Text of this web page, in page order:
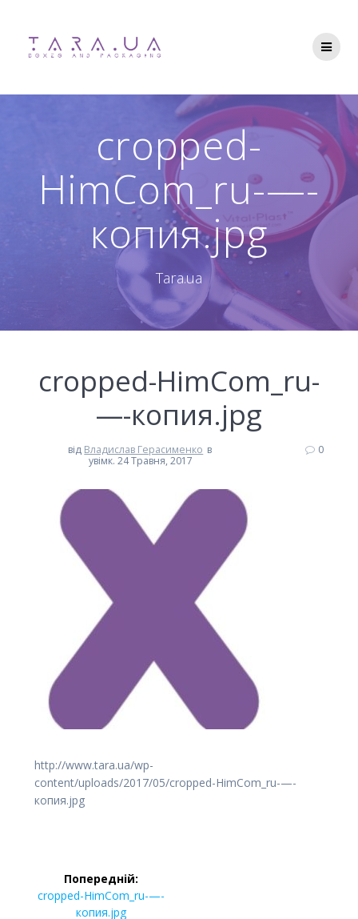
cropped-
HimCom_ru-—-
копия.jpg
Tara.ua
cropped-HimCom_ru-
—-копия.jpg
від Владислав Герасименко в
увімк. 24 Травня, 2017
0
http://www.tara.ua/wp-
content/uploads/2017/05/cropped-HimCom_ru-—-
копия.jpg
Навігація
записів
Попередній:
Попередній
cropped-HimCom_ru-—-
копия.jpg